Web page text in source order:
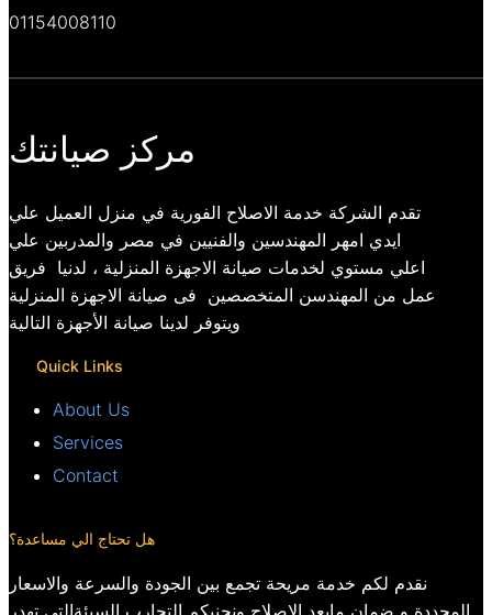
01154008110
مركز صيانتك
تقدم الشركة خدمة الاصلاح الفورية في منزل العميل علي
ايدي امهر المهندسين والفنيين في مصر والمدربين علي
اعلي مستوي لخدمات صيانة الاجهزة المنزلية ، لدنيا فريق
عمل من المهندسن المتخصصين فى صيانة الاجهزة المنزلية
ويتوفر لدينا صيانة الأجهزة التالية
Quick Links
About Us
Services
Contact
هل تحتاج الي مساعدة؟
نقدم لكم خدمة مريحة تجمع بين الجودة والسرعة والاسعار
المحددة و ضمان مابعد الاصلاح ونجنبكم التجارب السيئةالتي تهدر